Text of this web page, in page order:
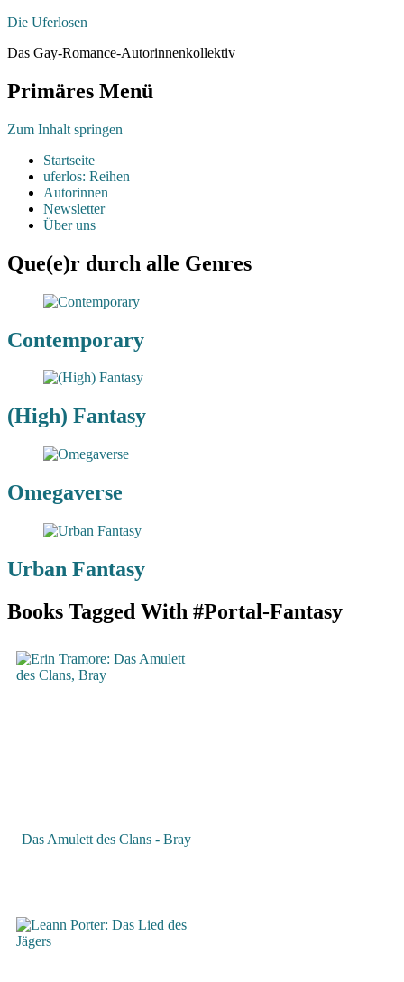
Die Uferlosen
Das Gay-Romance-Autorinnenkollektiv
Primäres Menü
Zum Inhalt springen
Startseite
uferlos: Reihen
Autorinnen
Newsletter
Über uns
Que(e)r durch alle Genres
Contemporary
(High) Fantasy
Omegaverse
Urban Fantasy
Books Tagged With #Portal-Fantasy
Das Amulett des Clans - Bray